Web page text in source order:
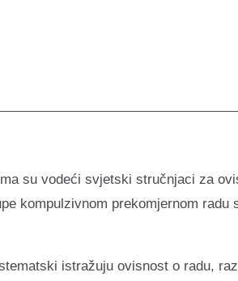
su vodeći svjetski stručnjaci za
kompulzivnom prekomjernom
istražuju ovisnost o radu,